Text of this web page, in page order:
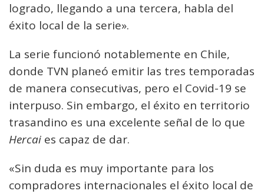
logrado, llegando a una tercera, habla del
éxito local de la serie».
La serie funcionó notablemente en Chile,
donde TVN planeó emitir las tres temporadas
de manera consecutivas, pero el Covid-19 se
interpuso. Sin embargo, el éxito en territorio
trasandino es una excelente señal de lo que
Hercai es capaz de dar.
«Sin duda es muy importante para los
compradores internacionales el éxito local de